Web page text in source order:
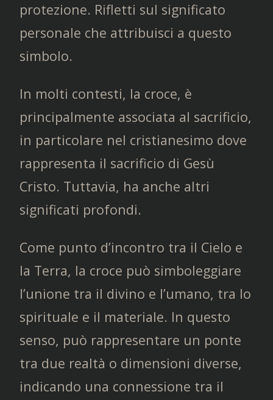
protezione. Rifletti sul significato
personale che attribuisci a questo
simbolo.
In molti contesti, la croce, è
principalmente associata al sacrificio,
in particolare nel cristianesimo dove
rappresenta il sacrificio di Gesù
Cristo. Tuttavia, ha anche altri
significati profondi.
Come punto d’incontro tra il Cielo e
la Terra, la croce può simboleggiare
l’unione tra il divino e l’umano, tra lo
spirituale e il materiale. In questo
senso, può rappresentare un ponte
tra due realtà o dimensioni diverse,
indicando una connessione tra il